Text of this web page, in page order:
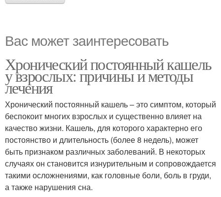
Вас может заинтересовать
Хронический постоянный кашель
у взрослых: причины и методы
лечения
Хронический постоянный кашель – это симптом, который
беспокоит многих взрослых и существенно влияет на
качество жизни. Кашель, для которого характерно его
постоянство и длительность (более 8 недель), может
быть признаком различных заболеваний. В некоторых
случаях он становится изнурительным и сопровождается
такими осложнениями, как головные боли, боль в груди,
а также нарушения сна.